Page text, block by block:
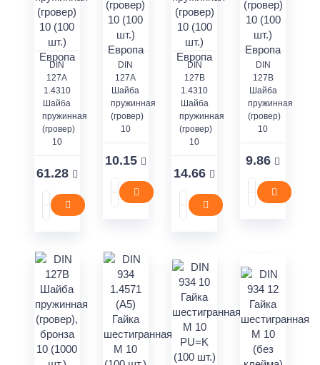
DIN
127А
1.4310
Шайба
пружинная
(гровер)
10
61.28
DIN
127А
Шайба
пружинная
(гровер)
10
10.15
DIN
127В
1.4310
Шайба
пружинная
(гровер)
10
14.66
DIN
127В
Шайба
пружинная
(гровер)
10
9.86